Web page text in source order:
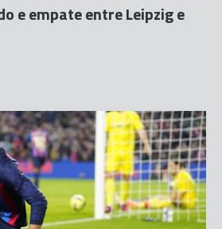
e empate entre Leipzig e